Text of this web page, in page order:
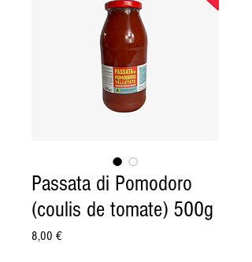
Passata di Pomodoro
(coulis de tomate) 500g
8,00 €Prix